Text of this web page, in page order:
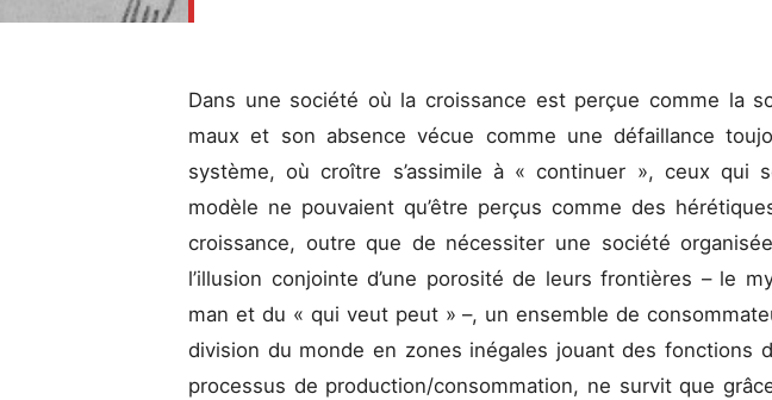
Dans une société où la croissance est perçue comme la
maux et son absence vécue comme une défaillance
système, où croître s’assimile à « continuer », ceux qui
modèle ne pouvaient qu’être perçus comme des
croissance, outre que de nécessiter une société
l’illusion conjointe d’une porosité de leurs frontières – le
man et du « qui veut peut » –, un ensemble de
division du monde en zones inégales jouant des fonctions
processus de production/consommation, ne survit que